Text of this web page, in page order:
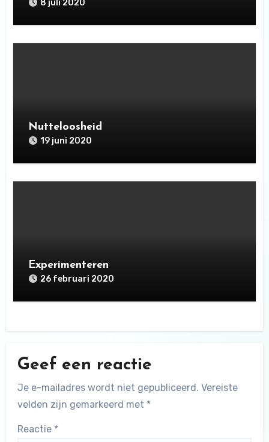
8 juli 2020
Nutteloosheid
19 juni 2020
Experimenteren
26 februari 2020
Geef een reactie
Je e-mailadres wordt niet gepubliceerd. Vereiste
velden zijn gemarkeerd met *
Reactie *